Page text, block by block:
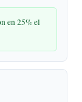
en 25% el